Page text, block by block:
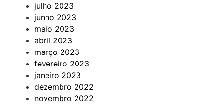
julho 2023
junho 2023
maio 2023
abril 2023
março 2023
fevereiro 2023
janeiro 2023
dezembro 2022
novembro 2022